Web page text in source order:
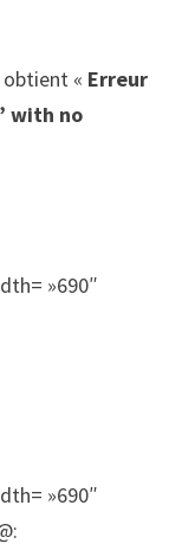
obtient « Erreur
with no
»690″
»690″